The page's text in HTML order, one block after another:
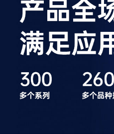
固体继电器
计数继电器
电磁继电器及插座
光电开关
编码器
热电阻